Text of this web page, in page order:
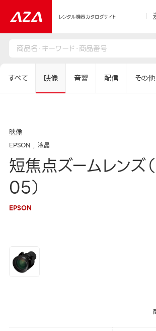
レンタル機器カタログサイト
すべて 映像 音響 配信 その他
映像
EPSON 液晶
短焦点ズームレンズ
05）
EPSON